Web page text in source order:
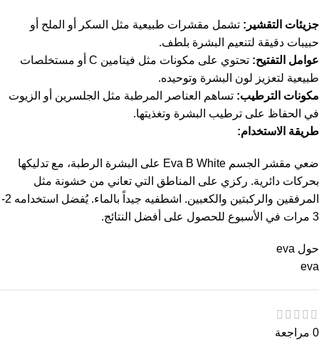
جزيئات التقشير: تشمل مقشرات طبيعية مثل السكر أو الملح أو
حبيبات دقيقة لتنعيم البشرة بلطف.
عوامل التفتيح:
تحتوي على مكونات مثل فيتامين C أو مستخلصات
طبيعية لتعزيز لون البشرة وتوحيده.
مكونات الترطيب: تساهم العناصر المرطبة مثل الجلسرين أو الزيوت
في الحفاظ على ترطيب البشرة وتغذيتها.
طريقة الاستخدام:
ضعي مقشر الجسم Eva B White على البشرة الرطبة، مع تدليكها
بحركات دائرية. ركزي على المناطق التي تعاني من خشونة مثل
المرفقين والركبتين والكعبين. اشطفيه جيداً بالماء. يُفضل استخدامه 2-
3 مرات في الأسبوع للحصول على أفضل النتائج.
حول eva
eva
0 مراجعة